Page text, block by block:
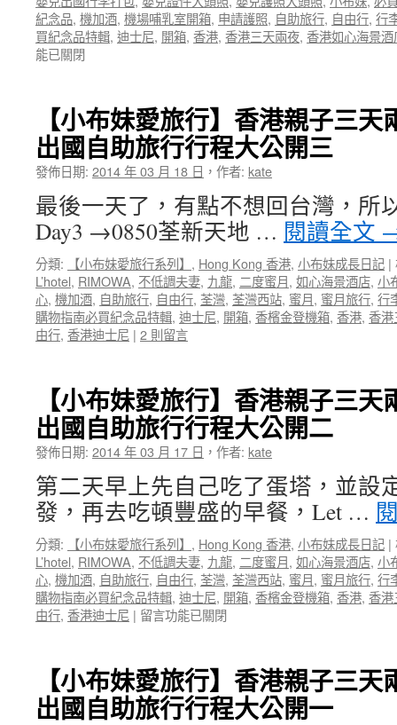
紀念品, 機加酒, 機場哺乳室開箱, 申請護照, 自助旅行, 自由行, 行
買紀念品特輯, 迪士尼, 開箱, 香港, 香港三天兩夜, 香港如心海景酒
能已關閉
【小布妹愛旅行】香港親子三
出國自助旅行行程大公開三
發佈日期: 2014 年 03 月 18 日 ， 作者: kate
最後一天了，有點不想回台灣，所
Day3 →0850荃新天地 … 閱讀全文
分類: 【小布妹愛旅行系列】 , Hong Kong 香港, 小布妹成長日記 |
L’hotel, RIMOWA, 不低調夫妻, 九龍, 二度蜜月, 如心海景酒店, 小
心, 機加酒, 自助旅行, 自由行, 荃灣, 荃灣西站, 蜜月, 蜜月旅行, 行
購物指南必買紀念品特輯, 迪士尼, 開箱, 香檳金登機箱, 香港, 香港
由行, 香港迪士尼 | 2 則留言
【小布妹愛旅行】香港親子三
出國自助旅行行程大公開二
發佈日期: 2014 年 03 月 17 日 ， 作者: kate
第二天早上先自己吃了蛋塔，並設
發，再去吃頓豐盛的早餐，Let …
分類: 【小布妹愛旅行系列】 , Hong Kong 香港, 小布妹成長日記 |
L’hotel, RIMOWA, 不低調夫妻, 九龍, 二度蜜月, 如心海景酒店, 小
心, 機加酒, 自助旅行, 自由行, 荃灣, 荃灣西站, 蜜月, 蜜月旅行, 行
購物指南必買紀念品特輯, 迪士尼, 開箱, 香檳金登機箱, 香港, 香港
由行, 香港迪士尼 | 在
妹
愛
旅
行】
留言功能已關閉
【小布妹愛旅行】香港親子三
出國自助旅行行程大公開一